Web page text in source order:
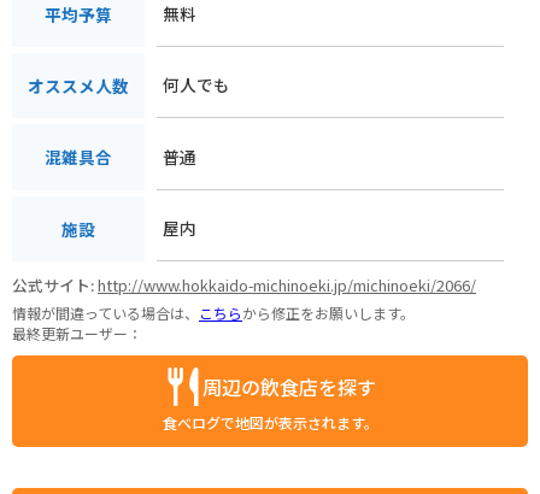
平均予算 無料
オススメ人数 何人でも
混雑具合 普通
施設 屋内
公式サイト:http://www.hokkaido-michinoeki.jp/michinoeki/2066/
情報が間違っている場合は、 こちらから修正をお願いします。
最終更新ユーザー：
周辺の飲食店を探す
食べログで地図が表示されます。